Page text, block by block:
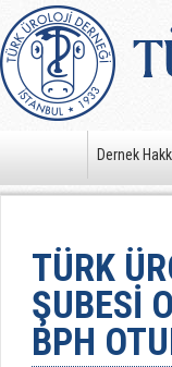
Dernek
TÜRK
ŞUBESİ
BPH